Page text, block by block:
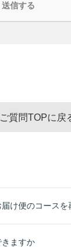
送信する
質問TOPに戻
ますか